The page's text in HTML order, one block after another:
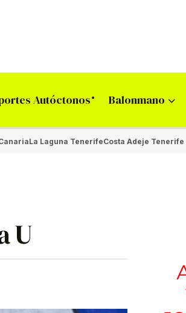
Autóctonos Balonmano
La Laguna TenerifeCosta Adeje Tenerife
U